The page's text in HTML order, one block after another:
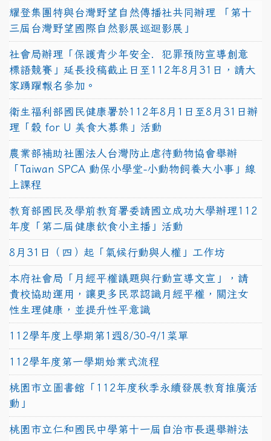
耀登集團特與台灣野望自然傳播社共同辦理 「第十
三屆台灣野望國際自然影展巡迴影展」
社會局辦理「保護青少年安全．犯罪預防宣導創意
標語競賽」延長投稿截止日至112年8月31日，請大
家踴躍報名參加。
衛生福利部國民健康署於112年8月1日至8月31日辦
理「穀 for U 美食大募集」活動
農業部補助社團法人台灣防止虐待動物協會舉辦
「Taiwan SPCA 動保小學堂-小動物飼養大小事」線
上課程
教育部國民及學前教育署委請國立成功大學辦理112
年度「第二屆健康飲食小主播」活動
8月31日（四）起「氣候行動與人權」工作坊
本府社會局「月經平權議題與行動宣導文宣」，請
貴校協助運用，讓更多民眾認識月經平權，關注女
性生理健康，並提升性平意識
112學年度上學期第1週8/30-9/1菜單
112學年度第一學期始業式流程
桃園市立圖書館「112年度秋季永續發展教育推廣活
動」
桃園市立仁和國民中學第十一屆自治市長選舉辦法